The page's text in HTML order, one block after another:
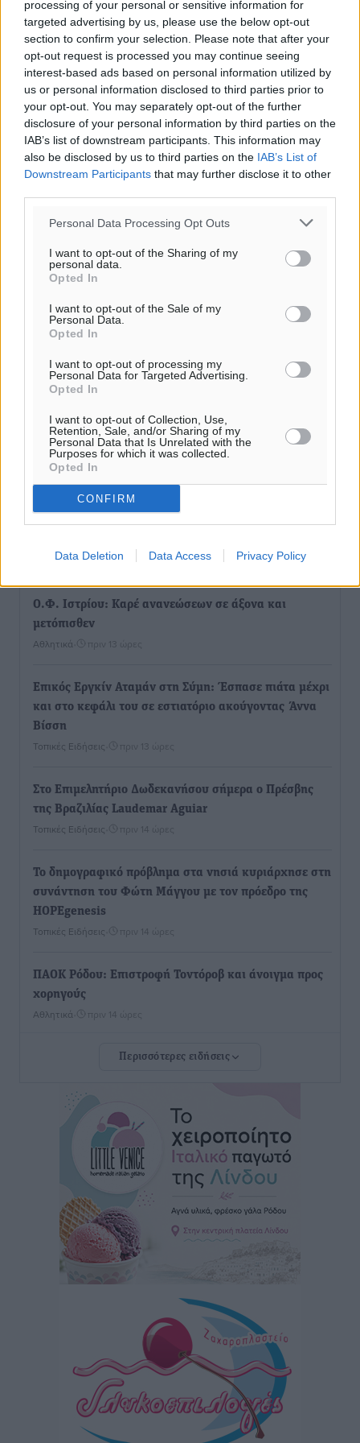
processing of your personal or sensitive information for
targeted advertising by us, please use the below opt-out
section to confirm your selection. Please note that after your
opt-out request is processed you may continue seeing
interest-based ads based on personal information utilized by
us or personal information disclosed to third parties prior to
your opt-out. You may separately opt-out of the further
disclosure of your personal information by third parties on the
IAB’s list of downstream participants. This information may
also be disclosed by us to third parties on the IAB’s List of
Downstream Participants that may further disclose it to other
Personal Data Processing Opt Outs
I want to opt-out of the Sharing of my
personal data.
Opted In
I want to opt-out of the Sale of my
Personal Data.
Opted In
I want to opt-out of processing my
Personal Data for Targeted Advertising.
Opted In
I want to opt-out of Collection, Use,
Retention, Sale, and/or Sharing of my
Personal Data that Is Unrelated with the
Purposes for which it was collected.
Opted In
CONFIRM
Data Deletion Data Access Privacy Policy
Έτος – ορόσημο το 2025 για δωρεές οργάνων στην
Ειδήσεις• πριν 13 ώρες
Ο.Φ. Ιστρίου: Καρέ ανανεώσεων σε άξονα και
μετόπισθεν
Αθλητικά πριν 13 ώρες
Επικός Εργκίν Αταμάν στη Σύμη: Έσπασε πιάτα μέχρι
και στο κεφάλι του σε εστιατόριο ακούγοντας Άννα
Βίσση
Τοπικές Ειδήσεις πριν 13 ώρες
Στο Επιμελητήριο Δωδεκανήσου σήμερα ο Πρέσβης
της Βραζιλίας Laudemar Aguiar
Τοπικές Ειδήσεις πριν 14 ώρες
To δημογραφικό πρόβλημα στα νησιά κυριάρχησε στη
συνάντηση του Φώτη Μάγγου με τον πρόεδρο της
HOPEgenesis
Τοπικές Ειδήσεις πριν 14 ώρες
ΠΑΟΚ Ρόδου: Επιστροφή Τοντόροβ και άνοιγμα προς
χορηγούς
Αθλητικά πριν 14 ώρες
Rhodes Beyond Summer – Εκεί που το καλοκαίρι
Τοπικές Ειδήσεις
Κικίλιας: Μειώθηκαν κατά 34% οι μεταναστευτικές
ροές στα θαλάσσια σύνορα
πριν 14 ώρες
Κως: Γερμανός τουρίστας κέρδισε αποζημίωση 900
ευρώ επειδή δεν βρήκε ξαπλώστρες στις
οικογενειακές διακοπές του
Τοπικές Ειδήσεις•
Ο γεωεντοπισμός μέσω 112 «έσωσε» Δανό περιπατητή
Τοπικές Ειδήσεις• πριν 14 ώρες
Σύμη: Ανασύρθηκε σορός άνδρα – Εξετάζεται αν είναι
ο 8ος Γερμανός που αγνοούνταν μετά την παράσυρσή
Περισσότερες ειδήσεις